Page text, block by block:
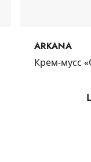
ARKANA
Крем-мусс